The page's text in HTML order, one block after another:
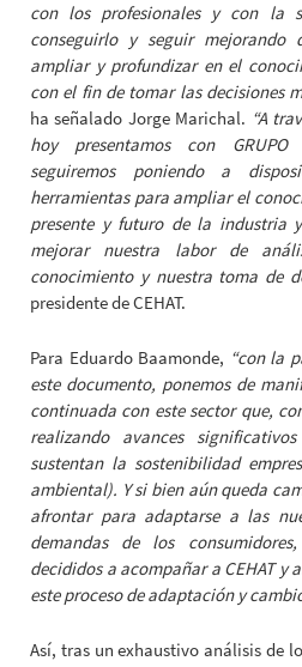
con los profesionales y con la
conseguirlo y seguir
ampliar y profundizar en el
con el fin de tomar las decisiones
ha señalado Jorge Marichal. “A
hoy presentamos con GRUPO
seguiremos poniendo a
herramientas para ampliar el
presente y futuro de la industria
mejorar nuestra labor de
conocimiento y nuestra toma de
presidente de CEHAT.
Para Eduardo Baamonde, “con la
este documento, ponemos de
continuada con este sector que,
realizando avances
sustentan la sostenibilidad
ambiental). Y si bien aún queda
afrontar para adaptarse a las
demandas de los
decididos a acompañar a CEHAT y
este proceso de adaptación y
Así, tras un exhaustivo análisis de